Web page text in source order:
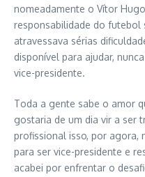
nomeadamente o Vítor
responsabilidade do futebol
atravessava sérias
disponível para ajudar,
vice-presidente.
Toda a gente sabe o amor
gostaria de um dia vir a ser
profissional isso, por agora,
para ser vice-presidente e
acabei por enfrentar o